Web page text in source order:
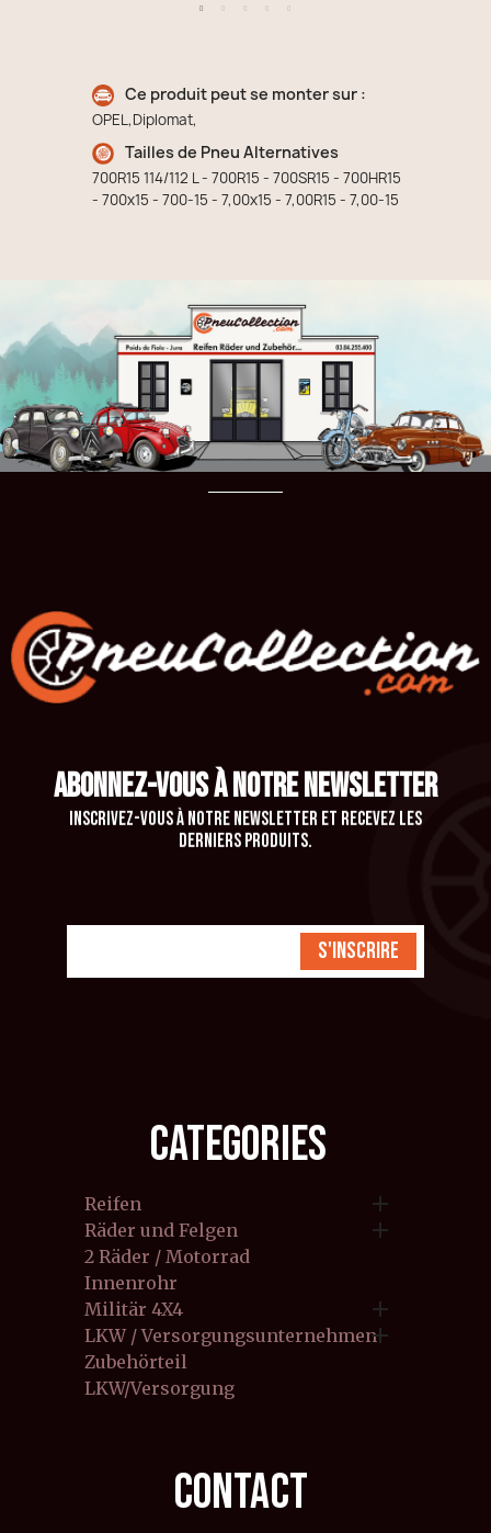
Ce produit peut se monter sur :
OPEL,Diplomat,
Tailles de Pneu Alternatives
700R15 114/112 L - 700R15 - 700SR15 - 700HR15
- 700x15 - 700-15 - 7,00x15 - 7,00R15 - 7,00-15
ABONNEZ-VOUS À NOTRE NEWSLETTER
Inscrivez-vous à notre newsletter et recevez les
derniers produits.
S'inscrire
CATEGORIES
Reifen 
Räder und Felgen 
2 Räder / Motorrad
Innenrohr
Militär 4X4

LKW / Versorgungsunternehmen
Zubehörteil
LKW/Versorgung
CONTACT